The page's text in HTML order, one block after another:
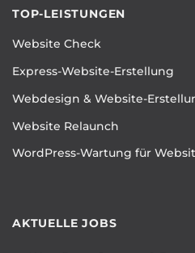
TOP-LEISTUNGEN
Website Check
Express-Website-Erstellung
Webdesign & Website-
Website Relaunch
WordPress-Wartung für
AKTUELLE JOBS